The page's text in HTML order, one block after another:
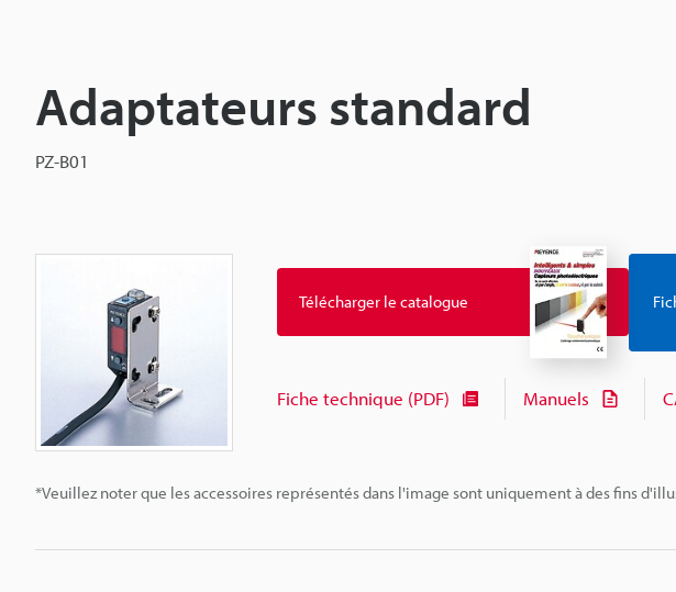
Adaptateurs standard
PZ-B01
*Veuillez noter que les accessoires représentés dans l'image sont uniquement à des fins
Télécharger le catalogue
Fiche technique (PDF) Manuels